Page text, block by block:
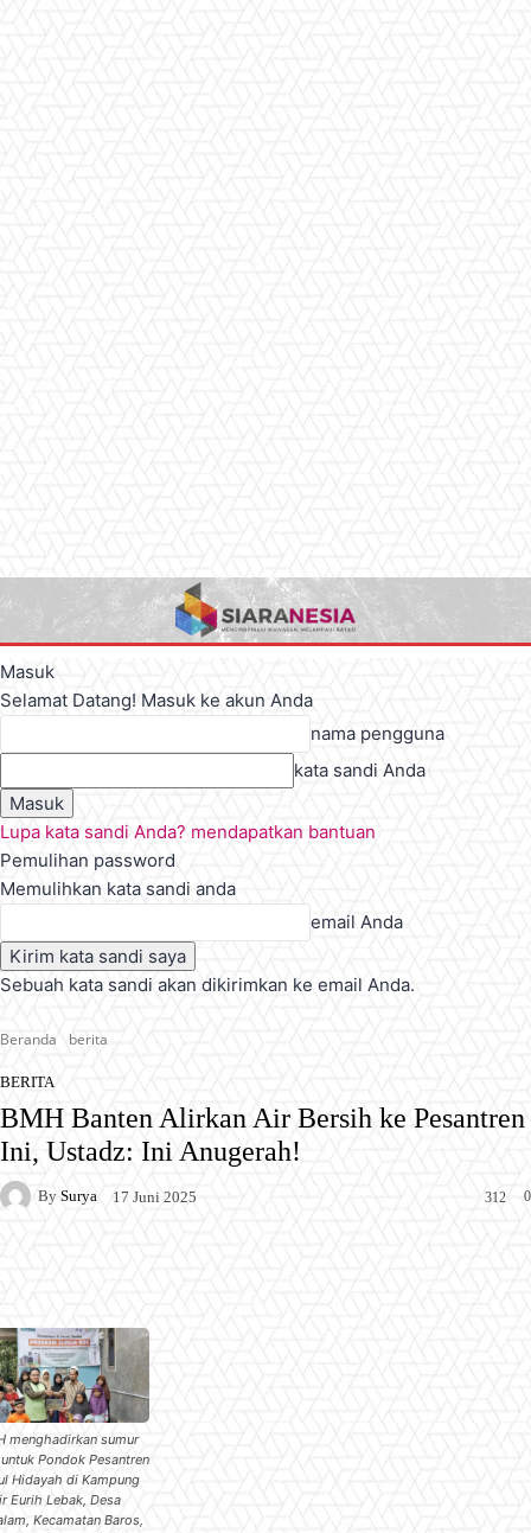
Masuk
Selamat Datang! Masuk ke akun Anda
nama pengguna
kata sandi Anda
Lupa kata sandi Anda? mendapatkan bantuan
Pemulihan password
Memulihkan kata sandi anda
email Anda
Sebuah kata sandi akan dikirimkan ke email Anda.
Beranda berita
BERITA
BMH Banten Alirkan Air Bersih ke Pesantren
Ini, Ustadz: Ini Anugerah!
By Surya 17 Juni 2025 0
312
menghadirkan sumur
Pondok Pesantren
Hidayah di Kampung
Eurih Lebak, Desa
Kecamatan Baros,